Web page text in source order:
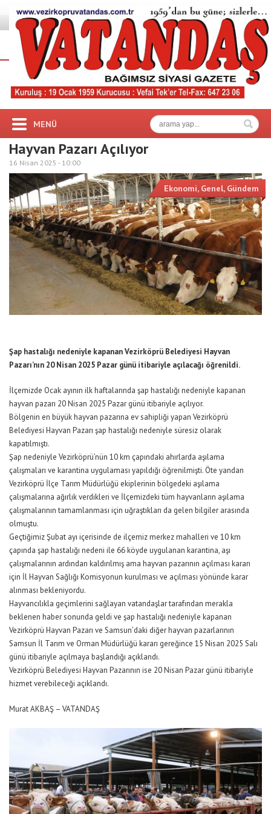
MENÜ
Hayvan Pazarı Açılıyor
16 Nisan 2025 - 10:00
Ekonomi, Genel, Gündem
Şap hastalığı nedeniyle kapanan Vezirköprü Belediyesi Hayvan
Pazarı’nın 20 Nisan 2025 Pazar günü itibariyle açılacağı öğrenildi.
İlçemizde Ocak ayının ilk haftalarında şap hastalığı nedeniyle kapanan
hayvan pazarı 20 Nisan 2025 Pazar günü itibariyle açılıyor.
Bölgenin en büyük hayvan pazarına ev sahipliği yapan Vezirköprü
Belediyesi Hayvan Pazarı şap hastalığı nedeniyle süresiz olarak
kapatılmıştı.
Şap nedeniyle Vezirköprü’nün 10 km çapındaki ahırlarda aşılama
çalışmaları ve karantina uygulaması yapıldığı öğrenilmişti. Öte yandan
Vezirköprü İlçe Tarım Müdürlüğü ekiplerinin bölgedeki aşılama
çalışmalarına ağırlık verdikleri ve İlçemizdeki tüm hayvanların aşılama
çalışmalarının tamamlanması için uğraştıkları da gelen bilgiler arasında
olmuştu.
Geçtiğimiz Şubat ayı içerisinde de ilçemiz merkez mahalleri ve 10 km
çapında şap hastalığı nedeni ile 66 köyde uygulanan karantina, aşı
çalışmalarının ardından kaldırılmış ama hayvan pazarının açılması kararı
için İl Hayvan Sağlığı Komisyonun kurulması ve açılması yönünde karar
alınması bekleniyordu.
Hayvancılıkla geçimlerini sağlayan vatandaşlar tarafından merakla
beklenen haber sonunda geldi ve şap hastalığı nedeniyle kapanan
Vezirköprü Hayvan Pazarı ve Samsun’daki diğer hayvan pazarlarının
Samsun İl Tarım ve Orman Müdürlüğü kararı gereğince 15 Nisan 2025 Salı
günü itibariyle açılmaya başlandığı açıklandı.
Vezirköprü Belediyesi Hayvan Pazarının ise 20 Nisan Pazar günü itibariyle
hizmet verebileceği açıklandı.
Murat AKBAŞ – VATANDAŞ